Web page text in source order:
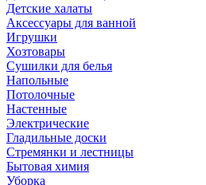
Детские халаты
Аксессуары для ванной
Игрушки
Хозтовары
Сушилки для белья
Напольные
Потолочные
Настенные
Электрические
Гладильные доски
Стремянки и лестницы
Бытовая химия
Уборка